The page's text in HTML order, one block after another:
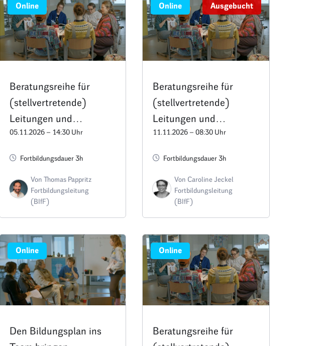
Online
Beratungsreihe für
(stellvertretende)
Leitungen und
Fachberatungen:
Termin E3
05.11.2026 – 14:30 Uhr
Fortbildungsdauer 3h
Von Thomas Pappritz
Fortbildungsleitung
(BIfF)
Online Ausgebucht
Beratungsreihe für
(stellvertretende)
Leitungen und
Fachberatungen:
Termin A3
11.11.2026 – 08:30 Uhr
Fortbildungsdauer 3h
Von Caroline Jeckel
Fortbildungsleitung
(BIfF)
Online
Den Bildungsplan ins
Online
Beratungsreihe für